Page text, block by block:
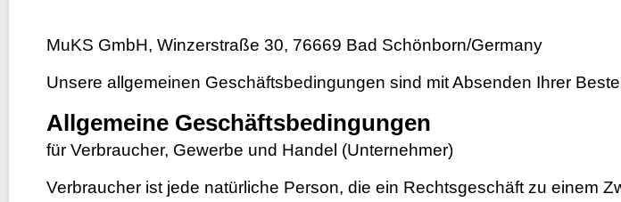
MuKS GmbH, Winzerstraße 30, 76669 Bad Schönborn/Germany
Unsere allgemeinen Geschäftsbedingungen sind mit Absenden Ihrer
Allgemeine Geschäftsbedingungen
für Verbraucher, Gewerbe und Handel (Unternehmer)
Verbraucher ist jede natürliche Person, die ein Rechtsgeschäft zu einem